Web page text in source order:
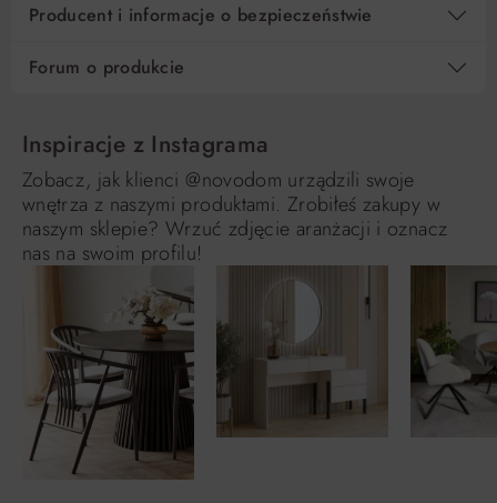
Producent i informacje o bezpieczeństwie
Forum o produkcie
Inspiracje z Instagrama
Zobacz, jak klienci @novodom urządzili swoje
wnętrza z naszymi produktami. Zrobiłeś zakupy w
naszym sklepie? Wrzuć zdjęcie aranżacji i oznacz
nas na swoim profilu!